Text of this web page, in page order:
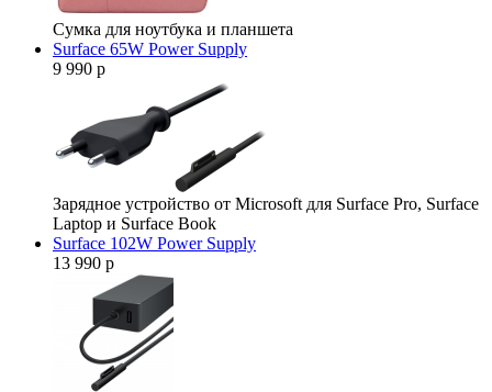
Сумка для ноутбука и планшета
Surface 65W Power Supply
9 990 р
Зарядное устройство от Microsoft для Surface Pro, Surface
Laptop и Surface Book
Surface 102W Power Supply
13 990 р